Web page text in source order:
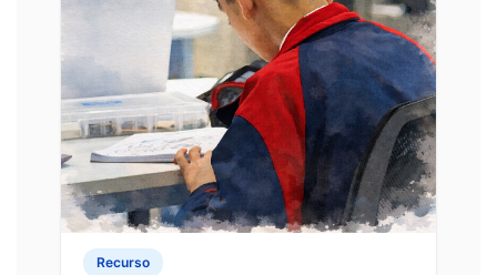
Recurso